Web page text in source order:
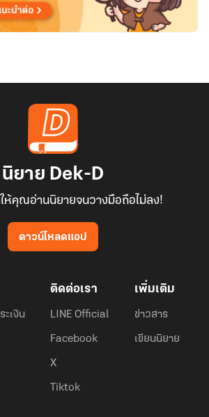
นิยาย Dek-D
ห้คุณอ่านนิยายจนวางมือถือไม่ลง!
ดาวน์โหลดแอป
ะเงิน
ติดต่อเรา
LINE Official
Facebook
X
Tiktok
เพิ่มเติม
ข่าวสาร
เขียนนิยาย